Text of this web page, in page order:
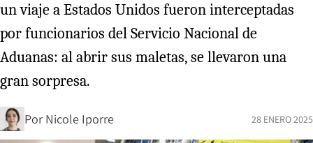
un viaje a Estados Unidos fueron interceptadas
por funcionarios del Servicio Nacional de
Aduanas: al abrir sus maletas, se llevaron una
gran sorpresa.
Por Nicole Iporre 28 ENERO 2025